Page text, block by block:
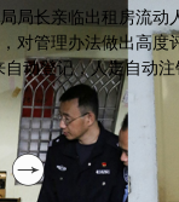
局长亲临出租房流动
对管理办法做出高度
自动登记，人走自动注
”